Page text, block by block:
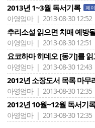
2013년 1~3월 독서기록 페
아영엄마 | 2013-08-30 12:52
추리소설 읽으면 치매 예방
아영엄마 | 2013-08-30 12:51
요코하마 히데오 [동기]를
아영엄마 | 2013-08-30 12:43
2012년 소장도서 목록 마무
아영엄마 | 2013-08-30 12:35
2012년 10월~12월 독서기
아영엄마 | 2013-08-30 12:35